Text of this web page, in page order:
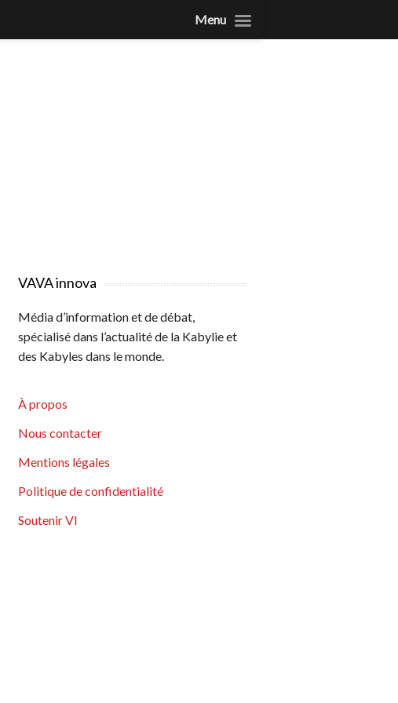
VAVA innova
Média d’information et de débat,
spécialisé dans l’actualité de la Kabylie et
des Kabyles dans le monde.
À propos
Nous contacter
Mentions légales
Politique de confidentialité
Soutenir VI
Menu